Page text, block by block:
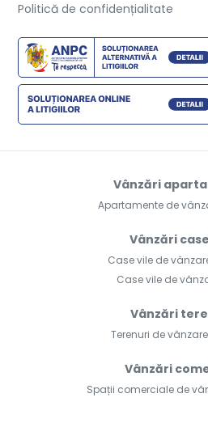
Politică de confidențialitate
Vânzări
Apartamente de
Vânzări
Case vile de
Case vile de
Vânzări
Terenuri de
Vânzări
Spații comerciale de